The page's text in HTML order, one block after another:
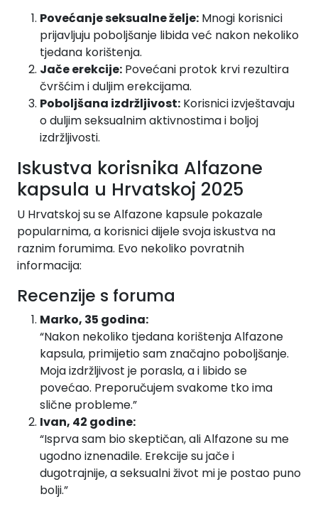
Povećanje seksualne želje: Mnogi korisnici
prijavljuju poboljšanje libida već nakon nekoliko
tjedana korištenja.
Jače erekcije: Povećani protok krvi rezultira
čvršćim i duljim erekcijama.
Poboljšana izdržljivost: Korisnici izvještavaju
o duljim seksualnim aktivnostima i boljoj
izdržljivosti.
Iskustva korisnika Alfazone
kapsula u Hrvatskoj 2025
U Hrvatskoj su se Alfazone kapsule pokazale
popularnima, a korisnici dijele svoja iskustva na
raznim forumima. Evo nekoliko povratnih
informacija:
Recenzije s foruma
Marko, 35 godina:
“Nakon nekoliko tjedana korištenja Alfazone
kapsula, primijetio sam značajno poboljšanje.
Moja izdržljivost je porasla, a i libido se
povećao. Preporučujem svakome tko ima
slične probleme.”
Ivan, 42 godine:
“Isprva sam bio skeptičan, ali Alfazone su me
ugodno iznenadile. Erekcije su jače i
dugotrajnije, a seksualni život mi je postao puno
bolji.”